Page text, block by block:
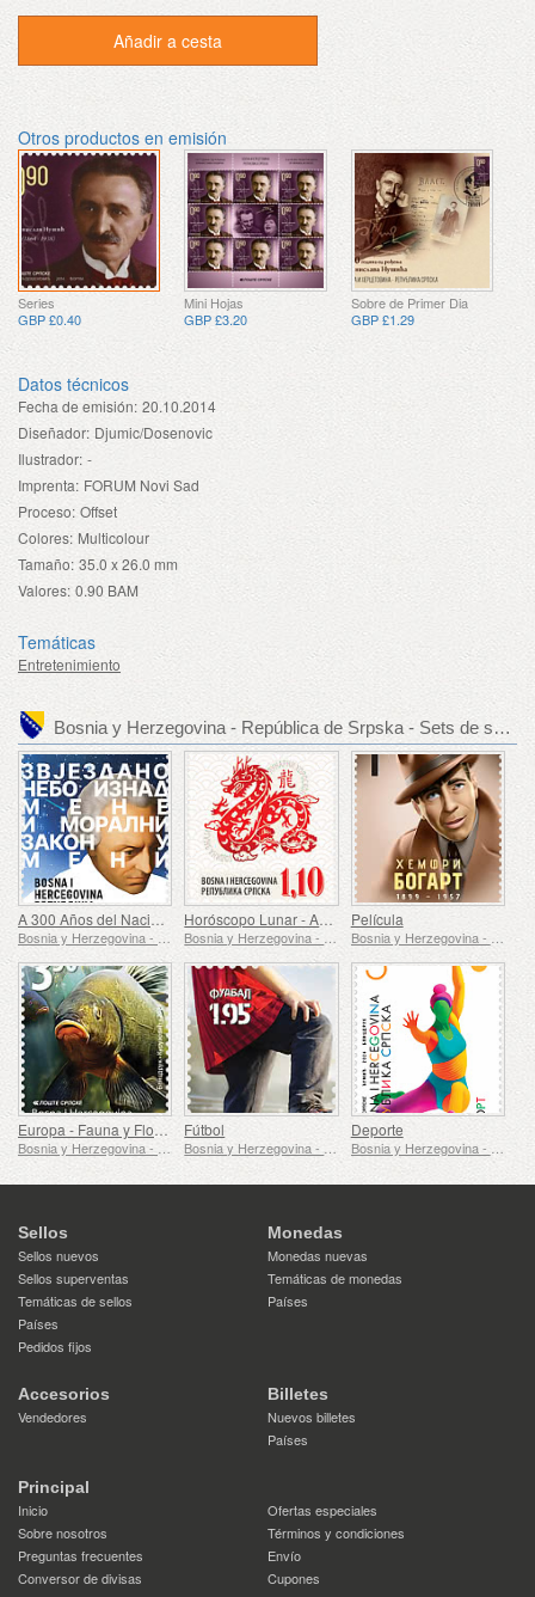
Añadir a cesta
Otros productos en emisión
Series
GBP £0.40
Mini Hojas
GBP £3.20
Sobre de Primer Dia
GBP £1.29
Datos técnicos
Fecha de emisión: 20.10.2014
Diseñador: Djumic/Dosenovic
Ilustrador: -
Imprenta: FORUM Novi Sad
Proceso: Offset
Colores: Multicolour
Tamaño: 35.0 x 26.0 mm
Valores: 0.90 BAM
Temáticas
Entretenimiento
Bosnia y Herzegovina - República de Srpska - Sets de sellos recomendados
A 300 Años del Nacimiento de Immanuel Kant Horóscopo Lunar - Año del Dragón Película
Bosnia y Herzegovina - República de Srpska
Europa - Fauna y Flora Submarinas Fútbol
Bosnia y Herzegovina - República de Srpska
Deporte
Sellos
Sellos nuevos
Sellos superventas
Temáticas de sellos
Países
Pedidos fijos
Monedas
Monedas nuevas
Temáticas de monedas
Países
Accesorios
Vendedores
Billetes
Nuevos billetes
Países
Principal
Inicio
Ofertas especiales
Sobre nosotros
Términos y condiciones
Preguntas frecuentes
Envío
Conversor de divisas
Cupones